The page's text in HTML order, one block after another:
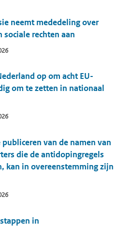
neemt mededeling over
sociale rechten aan
op om acht EU-
om te zetten in nationaal
van de namen van
die de antidopingregels
kan in overeenstemming zijn
in